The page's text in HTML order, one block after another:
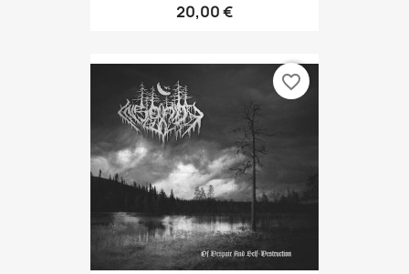
20,00 €
favorite_border